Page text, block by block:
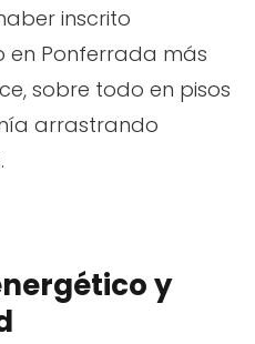
inscrito
en Ponferrada más
sobre todo en pisos
arrastrando
y